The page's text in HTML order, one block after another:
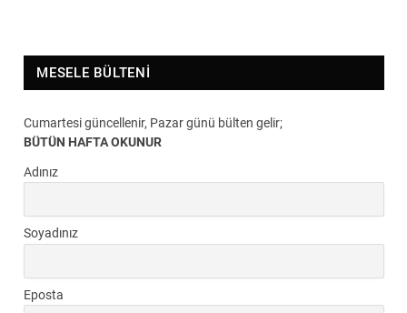
MESELE BÜLTENI
Cumartesi güncellenir, Pazar günü bülten gelir;
BÜTÜN HAFTA OKUNUR
Adınız
Soyadınız
Eposta